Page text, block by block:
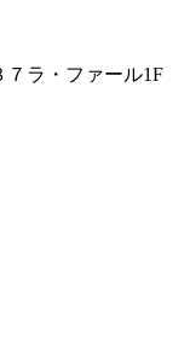
ラ・ファール1F